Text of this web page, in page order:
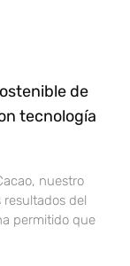
de
tecnología
nuestro
resultados del
permitido que